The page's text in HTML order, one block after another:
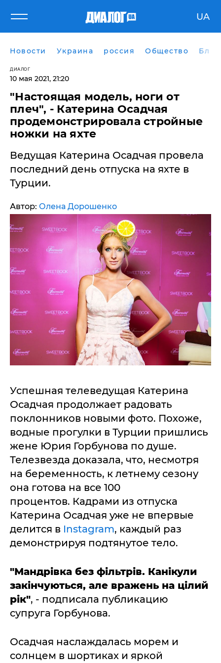
UA
Новости Украина россия Общество
ДИАЛОГ
10 мая 2021, 21:20
"Настоящая модель, ноги от
плеч", - Катерина Осадчая
продемонстрировала стройные
ножки на яхте
Ведущая Катерина Осадчая провела
последний день отпуска на яхте в
Турции.
Автор: Олена Дорошенко
Успешная телеведущая Катерина
Осадчая продолжает радовать
поклонников новыми фото. Похоже,
водные прогулки в Турции пришлись
жене Юрия Горбунова по душе.
Телезвезда доказала, что, несмотря
на беременность, к летнему сезону
она готова на все 100
процентов. Кадрами из отпуска
Катерина Осадчая уже не впервые
делится в Instagram, каждый раз
демонстрируя подтянутое тело.
"Мандрівка без фільтрів. Канікули
закінчуються, але вражень на цілий
рік", - подписала публикацию
супруга Горбунова.
Осадчая наслаждалась морем и
солнцем в шортиках и яркой